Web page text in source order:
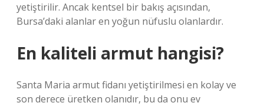
yetiştirilir. Ancak kentsel bir bakış açısından,
Bursa’daki alanlar en yoğun nüfuslu olanlardır.
En kaliteli armut hangisi?
Santa Maria armut fidanı yetiştirilmesi en kolay ve
son derece üretken olanıdır, bu da onu ev